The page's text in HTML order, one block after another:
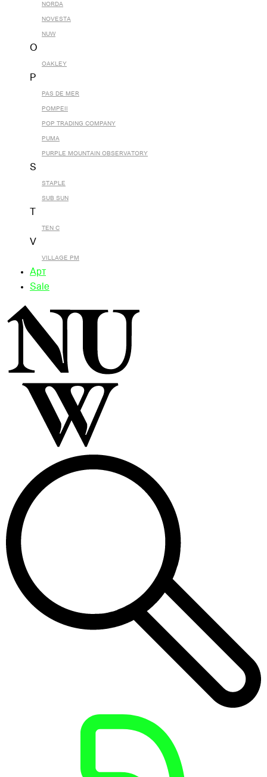
NORDA
NOVESTA
NUW
O
OAKLEY
P
PAS DE MER
POMPEII
POP TRADING COMPANY
PUMA
PURPLE MOUNTAIN OBSERVATORY
S
STAPLE
SUB SUN
TEN C
V
VILLAGE PM
Арт
Sale